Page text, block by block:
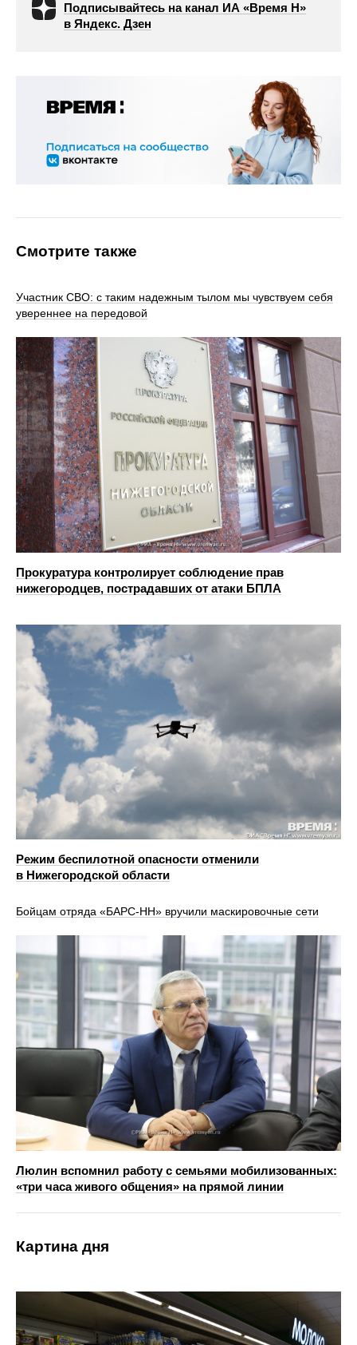
Подписывайтесь на канал ИА «Время Н»
в Яндекс. Дзен
Смотрите также
Участник СВО: с таким надежным тылом мы чувствуем себя
увереннее на передовой
Прокуратура контролирует соблюдение прав
нижегородцев, пострадавших от атаки БПЛА
Режим беспилотной опасности отменили
в Нижегородской области
Бойцам отряда «БАРС-НН» вручили маскировочные сети
Люлин вспомнил работу с семьями мобилизованных:
«три часа живого общения» на прямой линии
Картина дня